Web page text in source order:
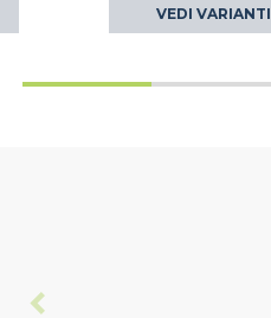
VEDI VARIANTI